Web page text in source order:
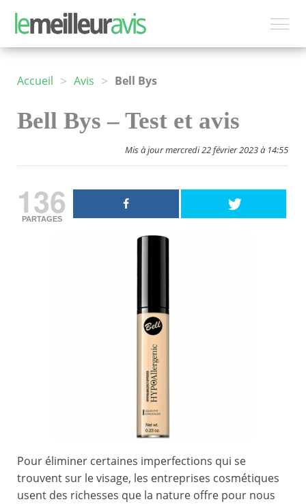
Accueil > Avis > Bell Bys
Bell Bys – Test et avis
Mis à jour mercredi 22 février 2023 à 14:55
136
PARTAGES
Pour éliminer certaines imperfections qui se
trouvent sur le visage, les entreprises cosmétiques
usent des richesses que la nature offre pour nous